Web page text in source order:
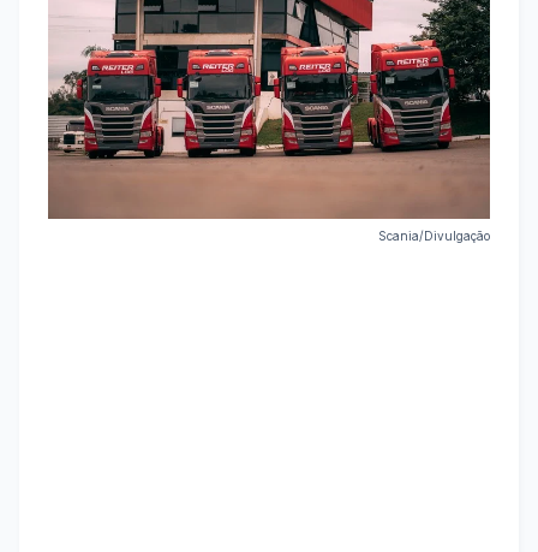
Scania/Divulgação